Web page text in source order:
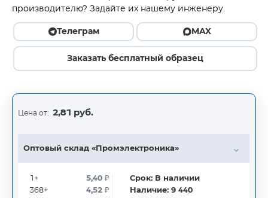
производителю? Задайте их нашему инженеру.
Телеграм MAX
Заказать бесплатный образец
Цена от: 2,81 руб.
Оптовый склад «Промэлектроника»
1+
368+
5,40₽
4,52₽
Срок: В наличии
Наличие:9 440